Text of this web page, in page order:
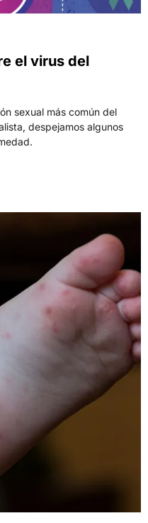
el virus del
sexual más común del
despejamos algunos